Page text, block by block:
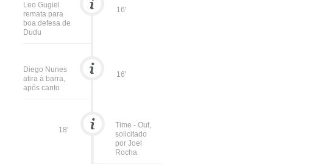
16'
Leo Gugiel
remata para
boa defesa de
Dudu
16'
Diego Nunes
atira à barra,
após canto
18'
Time - Out,
solicitado
por Joel
Rocha